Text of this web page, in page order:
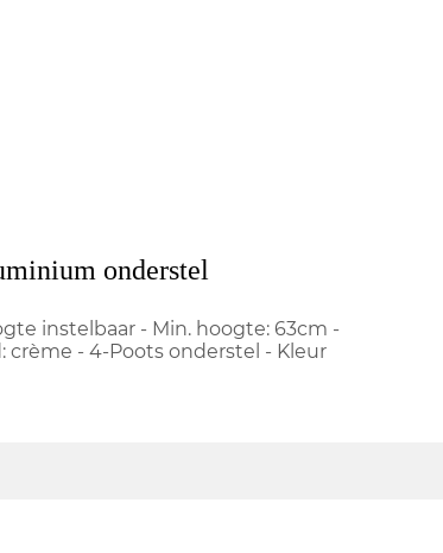
onderstel
instelbaar - Min. hoogte: 63cm -
crème - 4-Poots onderstel - Kleur